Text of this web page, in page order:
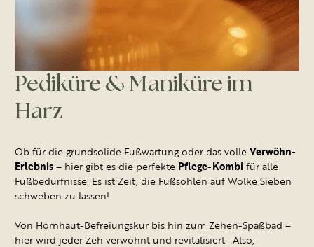
Pediküre & Maniküre im
Harz
Ob für die grundsolide Fußwartung oder das volle Verwöhn-
Erlebnis – hier gibt es die perfekte Pflege-Kombi für alle
Fußbedürfnisse. Es ist Zeit, die Fußsohlen auf Wolke Sieben
schweben zu lassen!
Von Hornhaut-Befreiungskur bis hin zum Zehen-Spaßbad –
hier wird jeder Zeh verwöhnt und revitalisiert. Also,